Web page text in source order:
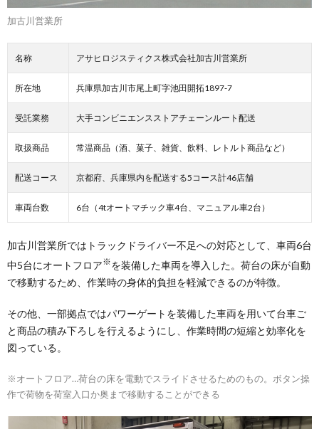
加古川営業所
名称 アサヒロジスティクス株式会社加古川営業所
所在地 兵庫県加古川市尾上町字池田開拓1897-7
受託業務 大手コンビニエンスストアチェーンルート配送
取扱商品 常温商品（酒、菓子、雑貨、飲料、レトルト商品など）
配送コース 京都府、兵庫県内を配送する5コース計46店舗
車両台数 6台（4tオートマチック車4台、マニュアル車2台）
加古川営業所ではトラックドライバー不足への対応として、車両6台
中5台にオートフロア※を装備した車両を導入した。荷台の床が自動
で移動するため、作業時の身体的負担を軽減できるのが特徴。
その他、一部拠点ではパワーゲートを装備した車両を用いて台車ご
と商品の積み下ろしを行えるようにし、作業時間の短縮と効率化を
図っている。
※オートフロア…荷台の床を電動でスライドさせるためのもの。ボタン操
作で荷物を荷室入口か奥まで移動することができる